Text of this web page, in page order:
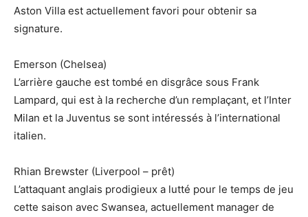
Aston Villa est actuellement favori pour obtenir sa
signature.
Emerson (Chelsea)
L’arrière gauche est tombé en disgrâce sous Frank
Lampard, qui est à la recherche d’un remplaçant, et l’Inter
Milan et la Juventus se sont intéressés à l’international
italien.
Rhian Brewster (Liverpool – prêt)
L’attaquant anglais prodigieux a lutté pour le temps de jeu
cette saison avec Swansea, actuellement manager de